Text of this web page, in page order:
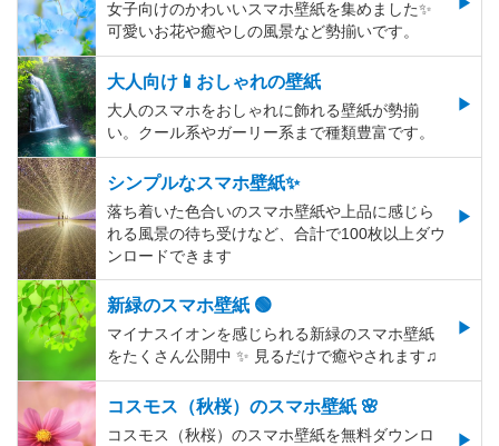
女子向けのかわいいスマホ壁紙を集めました✨
可愛いお花や癒やしの風景など勢揃いです。
大人向け📱おしゃれの壁紙
大人のスマホをおしゃれに飾れる壁紙が勢揃
い。クール系やガーリー系まで種類豊富です。
シンプルなスマホ壁紙✨
落ち着いた色合いのスマホ壁紙や上品に感じら
れる風景の待ち受けなど、合計で100枚以上ダウ
ンロードできます
新緑のスマホ壁紙 🟢
マイナスイオンを感じられる新緑のスマホ壁紙
をたくさん公開中 ✨ 見るだけで癒やされます♫
コスモス（秋桜）のスマホ壁紙 🌸
コスモス（秋桜）のスマホ壁紙を無料ダウンロ